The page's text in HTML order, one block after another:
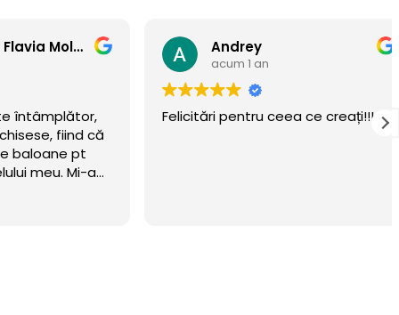
Anamaria Flavia Moldovan
fiind că
pt
meu. Mi-am
🏆
Andrey
acum 1 an
Felicitări pentru ceea ce creați!!!